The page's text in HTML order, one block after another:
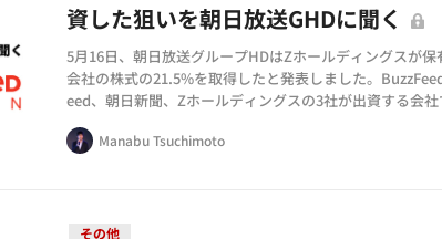
資した狙いを朝日放送GHDに聞く
5月16日、朝日放送グループHDはZホールディングスが
会社の株式の21.5%を取得したと発表しました。
eed、朝日新聞、Zホールディングスの3社が出資する会
ディングスが撤退することにな…
Manabu Tsuchimoto
その他